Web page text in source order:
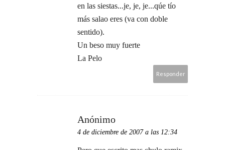
en las siestas...je, je, je...qúe tío
más salao eres (va con doble
sentido).
Un beso muy fuerte
La Pelo
Responder
Anónimo
4 de diciembre de 2007 a las 12:34